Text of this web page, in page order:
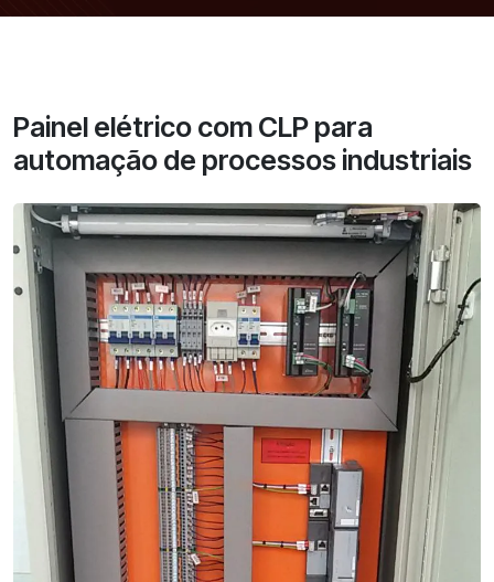
Painel elétrico com CLP para
automação de processos industriais